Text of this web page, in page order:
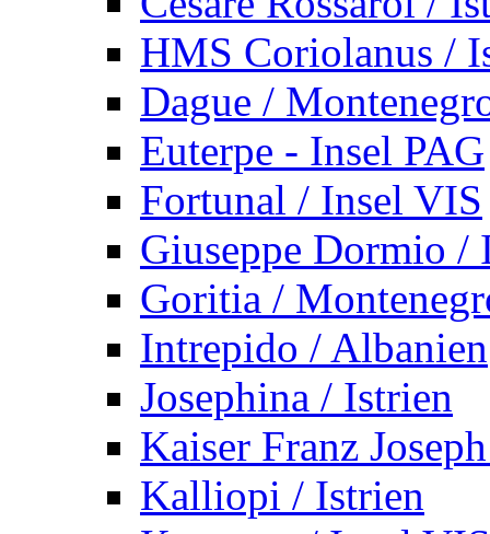
HMS Coriolanus /
Dague /
Euterpe - Insel PAG
Fortunal / Insel VIS
Giuseppe Dormio /
Goritia /
Intrepido / Albanien
Josephina / Istrien
Kaiser Franz
Kalliopi / Istrien